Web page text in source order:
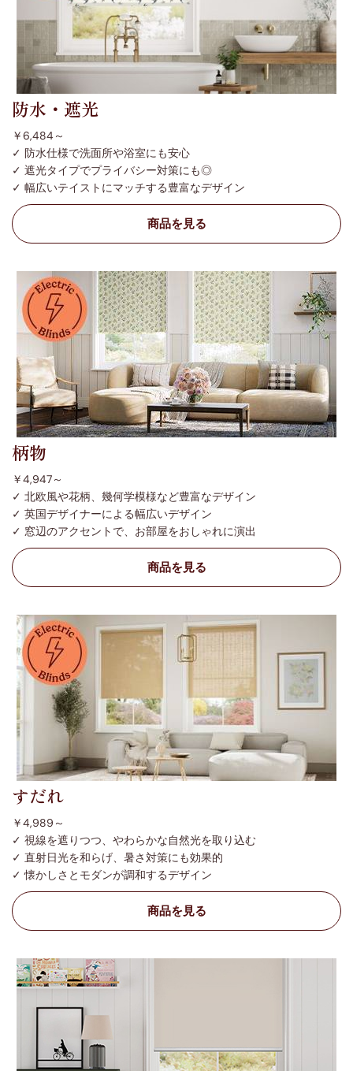
防水・遮光
￥6,484～
✓ 防水仕様で洗面所や浴室にも安心
✓ 遮光タイプでプライバシー対策にも◎
✓ 幅広いテイストにマッチする豊富なデザイン
商品を見る
柄物
￥4,947～
✓ 北欧風や花柄、幾何学模様など豊富なデザイン
✓ 英国デザイナーによる幅広いデザイン
✓ 窓辺のアクセントで、お部屋をおしゃれに演出
商品を見る
すだれ
￥4,989～
✓ 視線を遮りつつ、やわらかな自然光を取り込む
✓ 直射日光を和らげ、暑さ対策にも効果的
✓ 懐かしさとモダンが調和するデザイン
商品を見る